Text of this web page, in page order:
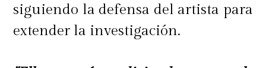
siguiendo la defensa del artista para
extender la investigación.